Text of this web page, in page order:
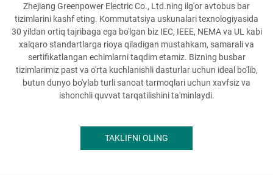
Zhejiang Greenpower Electric Co., Ltd.ning ilg'or avtobus bar
tizimlarini kashf eting. Kommutatsiya uskunalari texnologiyasida
30 yildan ortiq tajribaga ega bo'lgan biz IEC, IEEE, NEMA va UL kabi
xalqaro standartlarga rioya qiladigan mustahkam, samarali va
sertifikatlangan echimlarni taqdim etamiz. Bizning busbar
tizimlarimiz past va o'rta kuchlanishli dasturlar uchun ideal bo'lib,
butun dunyo bo'ylab turli sanoat tarmoqlari uchun xavfsiz va
ishonchli quvvat tarqatilishini ta'minlaydi.
TAKLIFNI OLING